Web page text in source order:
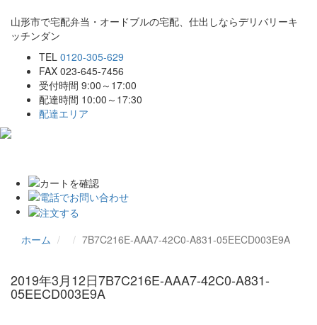
山形市で宅配弁当・オードブルの宅配、仕出しならデリバリーキ
ッチンダン
TEL 0120-305-629
FAX 023-645-7456
受付時間 9:00～17:00
配達時間 10:00～17:30
配達エリア
ホーム 7B7C216E-AAA7-42C0-A831-05EECD003E9A
2019年3月12日7B7C216E-AAA7-42C0-A831-
05EECD003E9A